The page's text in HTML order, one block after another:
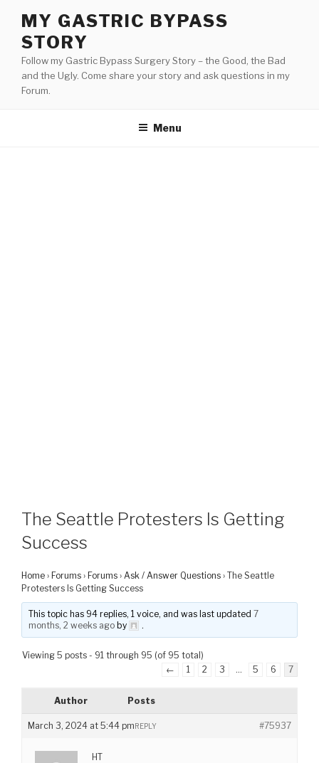
content
MY GASTRIC BYPASS
STORY
Follow my Gastric Bypass Surgery Story – the Good, the Bad
and the Ugly. Come share your story and ask questions in my
Forum.
Menu
The Seattle Protesters Is Getting
Success
Home › Forums › Forums › Ask / Answer Questions › The Seattle
Protesters Is Getting Success
This topic has 94 replies, 1 voice, and was last updated7
months, 2 weeks ago by .
Viewing 5 posts - 91 through 95 (of 95 total)
←
1 2 3 … 5 6 7
Author Posts
March 3, 2024 at 5:44 pm #75937
REPLY
HT